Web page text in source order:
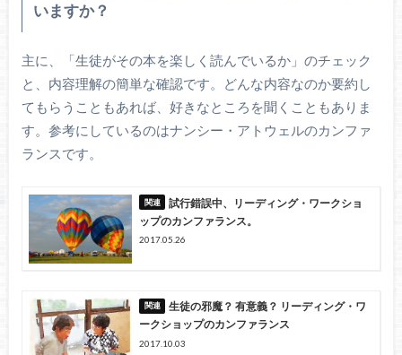
いますか？
主に、「生徒がその本を楽しく読んでいるか」のチェック
と、内容理解の簡単な確認です。どんな内容なのか要約し
てもらうこともあれば、好きなところを聞くこともありま
す。参考にしているのはナンシー・アトウェルのカンファ
ランスです。
試行錯誤中、リーディング・ワークショ
ップのカンファランス。
2017.05.26
生徒の邪魔？ 有意義？ リーディング・ワ
ークショップのカンファランス
2017.10.03